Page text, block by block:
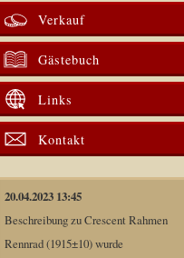
Verkauf
Gästebuch
Links
Kontakt
20.04.2023 13:45
Beschreibung zu Crescent Rahmen
Rennrad (1915±10) wurde